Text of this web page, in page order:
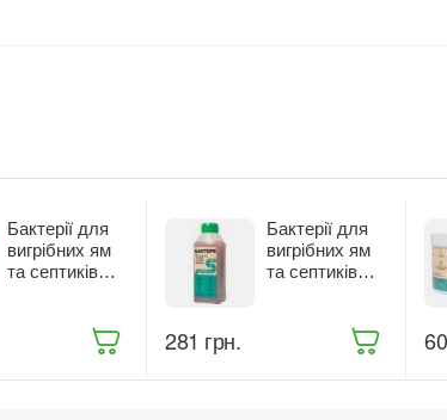
Бактерії для
вигрібних ям
та септиків
Бактерії для
вигрібних ям
та септиків
‍281‍ грн.